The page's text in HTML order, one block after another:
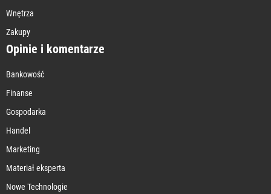
Wnętrza
Zakupy
Opinie i komentarze
Bankowość
Finanse
Gospodarka
Handel
Marketing
Materiał eksperta
Nowe Technologie